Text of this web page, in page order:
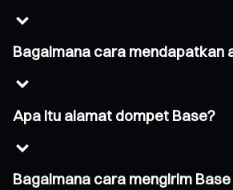
Bagaimana cara mendapatkan
Apa itu alamat dompet Base?
Bagaimana cara mengirim